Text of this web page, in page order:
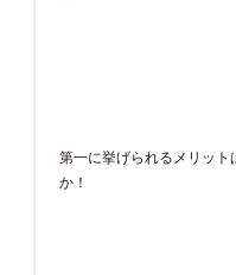
第一に挙げられるメリット
か！